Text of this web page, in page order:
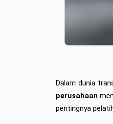
Dalam dunia
perusahaan
pentingnya